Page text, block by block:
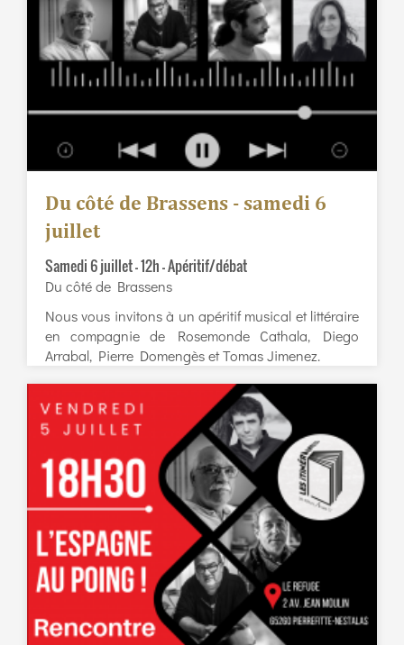
Du côté de Brassens - samedi 6
juillet
Samedi 6 juillet – 12h – Apéritif/débat
Du côté de Brassens
Nous vous invitons à un apéritif musical et littéraire
en compagnie de Rosemonde Cathala, Diego
Arrabal, Pierre Domengès et Tomas Jimenez.